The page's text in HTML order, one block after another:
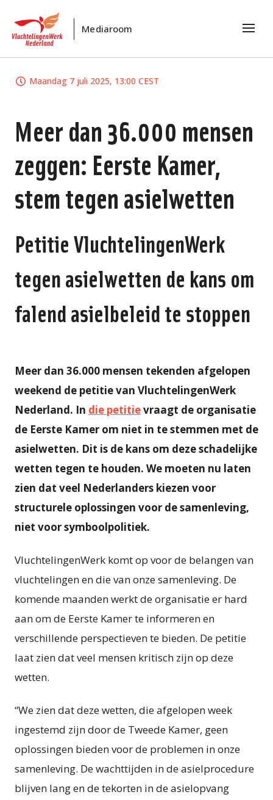
Mediaroom
Maandag 7 juli 2025, 13:00 CEST
Meer dan 36.000 mensen
zeggen: Eerste Kamer,
stem tegen asielwetten
Petitie VluchtelingenWerk
tegen asielwetten de kans om
falend asielbeleid te stoppen
Meer dan 36.000 mensen tekenden afgelopen
weekend de petitie van VluchtelingenWerk
Nederland. In die petitievraagt de organisatie
de Eerste Kamer om niet in te stemmen met de
asielwetten. Dit is de kans om deze schadelijke
wetten tegen te houden. We moeten nu laten
zien dat veel Nederlanders kiezen voor
structurele oplossingen voor de samenleving,
niet voor symboolpolitiek.
VluchtelingenWerk komt op voor de belangen van
vluchtelingen en die van onze samenleving. De
komende maanden werkt de organisatie er hard
aan om de Eerste Kamer te informeren en
verschillende perspectieven te bieden. De petitie
laat zien dat veel mensen kritisch zijn op deze
wetten.
“We zien dat deze wetten, die afgelopen week
ingestemd zijn door de Tweede Kamer, geen
oplossingen bieden voor de problemen in onze
samenleving. De wachttijden in de asielprocedure
blijven lang en de tekorten in de asielopvang